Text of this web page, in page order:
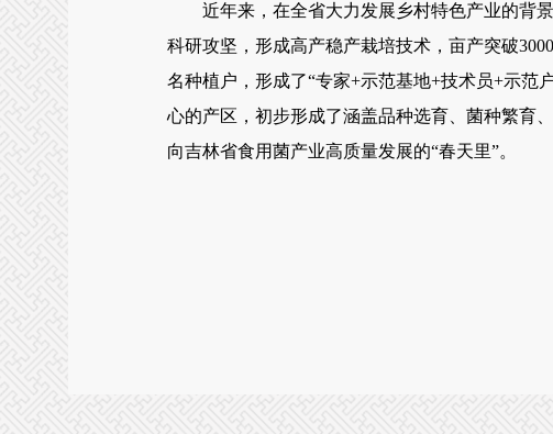
近年来，在全省大力发展乡村特色产业的背景
科研攻坚，形成高产稳产栽培技术，亩产突破
名种植户，形成了“专家+示范基地+技术员+示范
心的产区，初步形成了涵盖品种选育、菌种繁育
向吉林省食用菌产业高质量发展的“春天里”。